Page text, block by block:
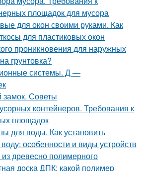
площадок для мусора
для окон своими руками. Как
для пластиковых окон
проникновения для наружных
грунтовка?
системы. Д —
замок. Советы
контейнеров. Требования к
площадок
для воды. Как установить
особенности и виды устройств
древесно полимерного
доска ДПК: какой полимер